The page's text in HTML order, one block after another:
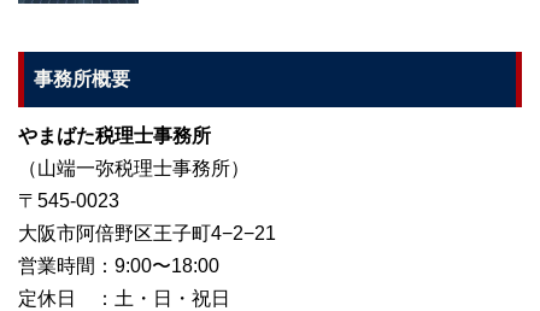
事務所概要
やまばた税理士事務所
（山端一弥税理士事務所）
〒545-0023
大阪市阿倍野区王子町4−2−21
営業時間：9:00〜18:00
定休日 ：土・日・祝日